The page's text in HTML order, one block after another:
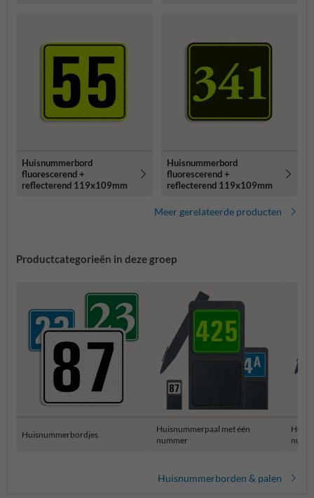
Huisnummerbord
fluorescerend +
reflecterend 119x109mm
Huisnummerbord
fluorescerend +
reflecterend 119x109mm
Meer gerelateerde producten
Productcategorieën in deze groep
Huisnummerbordjes
Huisnummerpaal met één
nummer
Huisnummerborden & palen